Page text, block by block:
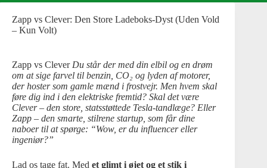
Zapp vs Clever: Den Store Ladeboks-Dyst (Uden Vold
– Kun Volt)
Zapp vs Clever Du står der med din elbil og en drøm
om at sige farvel til benzin, CO₂ og lyden af motorer,
der hoster som gamle mænd i frostvejr. Men hvem skal
føre dig ind i den elektriske fremtid? Skal det være
Clever – den store, statsstøttede Tesla-tandlæge? Eller
Zapp – den smarte, stilrene startup, som får dine
naboer til at spørge: “Wow, er du influencer eller
ingeniør?”
Lad os tage fat. Med et glimt i øjet og et stik i